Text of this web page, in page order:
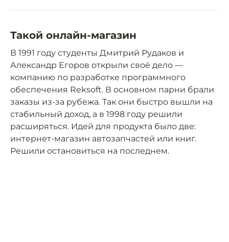
Такой онлайн-магазин
В 1991 году студенты Дмитрий Рудаков и
Александр Егоров открыли своё дело —
компанию по разработке программного
обеспечения Reksoft. В основном парни брали
заказы из-за рубежа. Так они быстро вышли на
стабильный доход, а в 1998 году решили
расширяться. Идей для продукта было две:
интернет-магазин автозапчастей или книг.
Решили остановиться на последнем.